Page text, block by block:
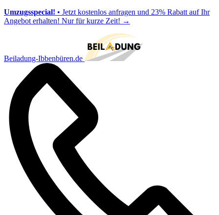
Umzugsspecial! • Jetzt kostenlos anfragen und 23% Rabatt auf Ihr
Angebot erhalten! Nur für kurze Zeit! →
Beiladung-Ibbenbüren.de